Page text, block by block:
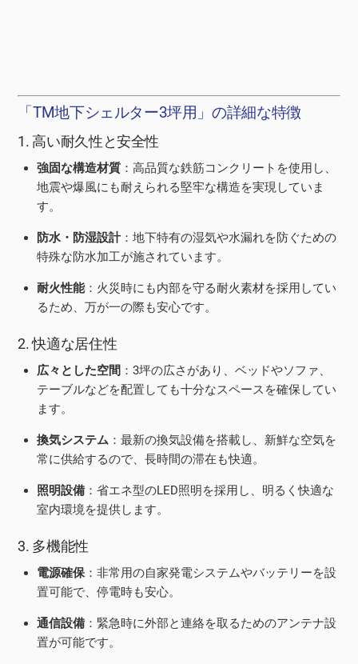
「TM地下シェルター3坪用」の詳細な特徴
1. 高い耐久性と安全性
強固な構造材質 ：高品質な鉄筋コンクリートを使用し、
地震や爆風にも耐えられる堅牢な構造を実現していま
す。
防水・防湿設計：地下特有の湿気や水漏れを防ぐための
特殊な防水加工が施されています。
耐火性能：火災時にも内部を守る耐火素材を採用してい
るため、万が一の際も安心です。
2. 快適な居住性
広々とした空間 ：3坪の広さがあり、ベッドやソファ、
テーブルなどを配置しても十分なスペースを確保してい
ます。
換気システム ：最新の換気設備を搭載し、新鮮な空気を
常に供給するので、長時間の滞在も快適。
照明設備 ：省エネ型のLED照明を採用し、明るく快適な
室内環境を提供します。
3. 多機能性
電源確保：非常用の自家発電システムやバッテリーを設
置可能で、停電時も安心。
通信設備 ：緊急時に外部と連絡を取るためのアンテナ設
置が可能です。